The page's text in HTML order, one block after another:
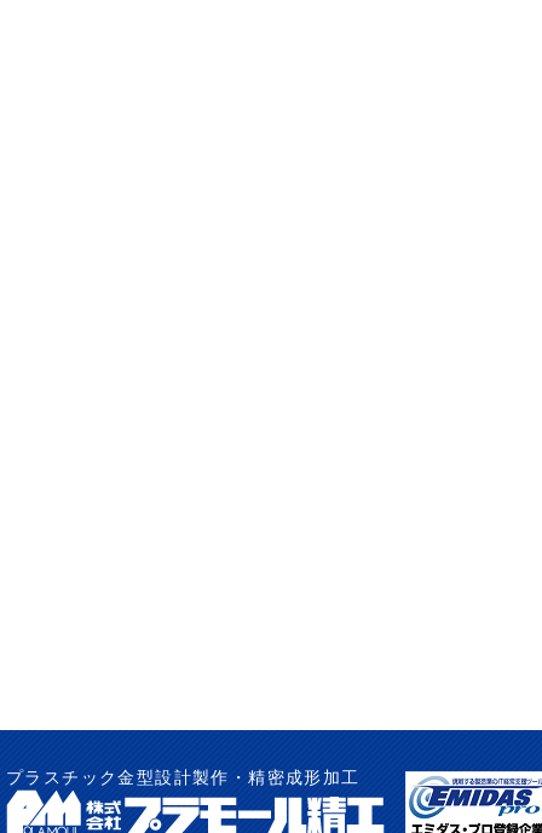
プラスチック金型設計製作・精密成形加工